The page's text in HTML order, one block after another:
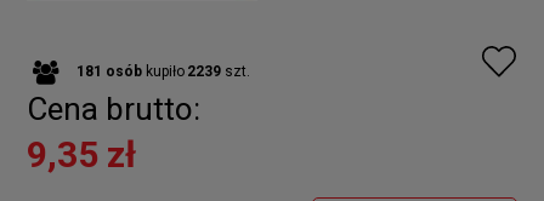
181 osób kupiło 2239 szt.
Cena brutto:
9,35 zł